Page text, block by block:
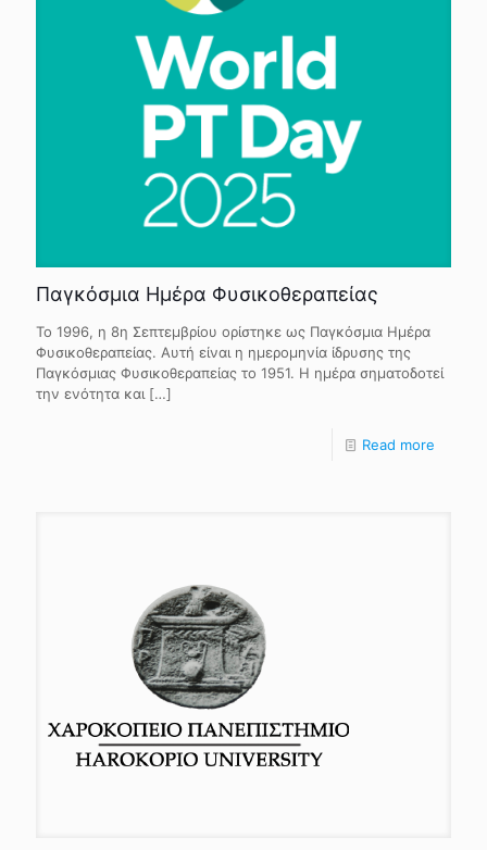
Παγκόσμια Ημέρα Φυσικοθεραπείας
Το 1996, η 8η Σεπτεμβρίου ορίστηκε ως Παγκόσμια Ημέρα
Φυσικοθεραπείας. Αυτή είναι η ημερομηνία ίδρυσης της
Παγκόσμιας Φυσικοθεραπείας το 1951. Η ημέρα σηματοδοτεί
την ενότητα και […]
Read more